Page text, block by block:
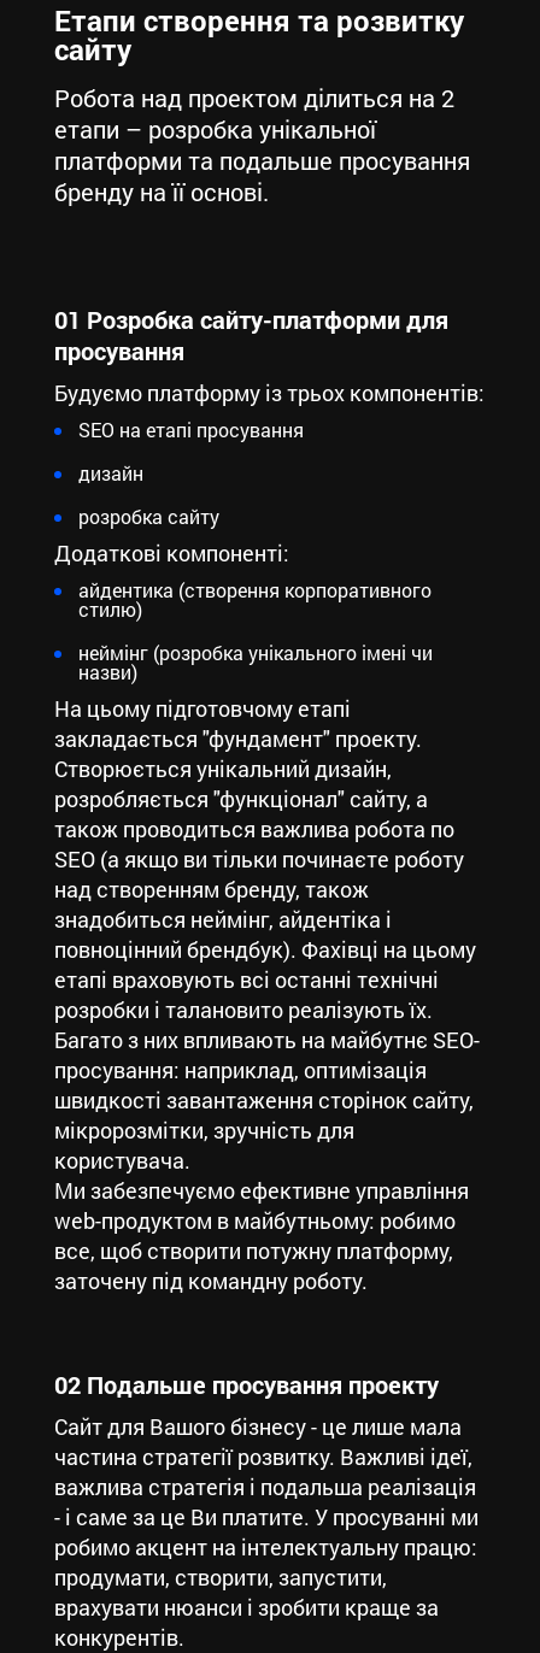
Етапи створення та розвитку
сайту
Робота над проектом ділиться на 2
етапи – розробка унікальної
платформи та подальше просування
бренду на її основі.
01 Розробка сайту-платформи для
просування
Будуємо платформу із трьох компонентів:
SEO на етапі просування
дизайн
розробка сайту
Додаткові компоненті:
айдентика (створення корпоративного
стилю)
неймінг (розробка унікального імені чи
назви)
На цьому підготовчому етапі
закладається "фундамент" проекту.
Створюється унікальний дизайн,
розробляється "функціонал" сайту, а
також проводиться важлива робота по
SEO (а якщо ви тільки починаєте роботу
над створенням бренду, також
знадобиться неймінг, айдентіка і
повноцінний брендбук). Фахівці на цьому
етапі враховують всі останні технічні
розробки і талановито реалізують їх.
Багато з них впливають на майбутнє SEO-
просування: наприклад, оптимізація
швидкості завантаження сторінок сайту,
мікророзмітки, зручність для
користувача.
Ми забезпечуємо ефективне управління
web-продуктом в майбутньому: робимо
все, щоб створити потужну платформу,
заточену під командну роботу.
02 Подальше просування проекту
Сайт для Вашого бізнесу - це лише мала
частина стратегії розвитку. Важливі ідеї,
важлива стратегія і подальша реалізація
- і саме за це Ви платите. У просуванні ми
робимо акцент на інтелектуальну працю:
продумати, створити, запустити,
врахувати нюанси і зробити краще за
конкурентів.